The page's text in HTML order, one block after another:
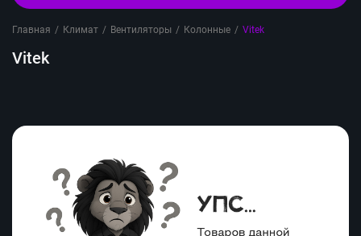
Главная / Климат / Вентиляторы / Колонные / Vitek
Vitek